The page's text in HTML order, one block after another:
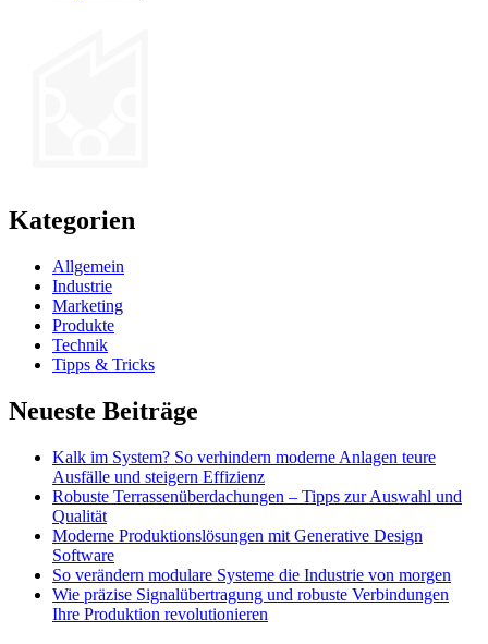
Kategorien
Allgemein
Industrie
Marketing
Produkte
Technik
Tipps & Tricks
Neueste Beiträge
Kalk im System? So verhindern moderne Anlagen teure
Ausfälle und steigern Effizienz
Robuste Terrassenüberdachungen – Tipps zur Auswahl und
Qualität
Moderne Produktionslösungen mit Generative Design
Software
So verändern modulare Systeme die Industrie von morgen
Wie präzise Signalübertragung und robuste Verbindungen
Ihre Produktion revolutionieren